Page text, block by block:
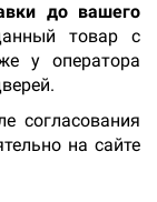
до вашего
товар с
у оператора
согласования
на сайте